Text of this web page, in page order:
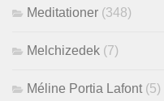
Meditationer (348)
Melchizedek (7)
Méline Portia Lafont (5)